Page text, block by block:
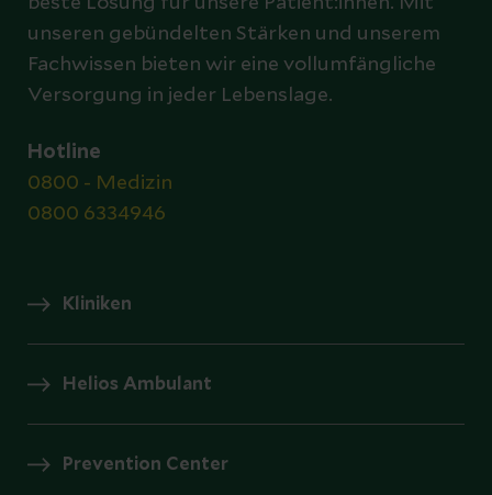
unseren gebündelten Stärken und unserem
Fachwissen bieten wir eine vollumfängliche
Versorgung in jeder Lebenslage.
Hotline
0800 - Medizin
0800 6334946
Kliniken
Helios Ambulant
Prevention Center